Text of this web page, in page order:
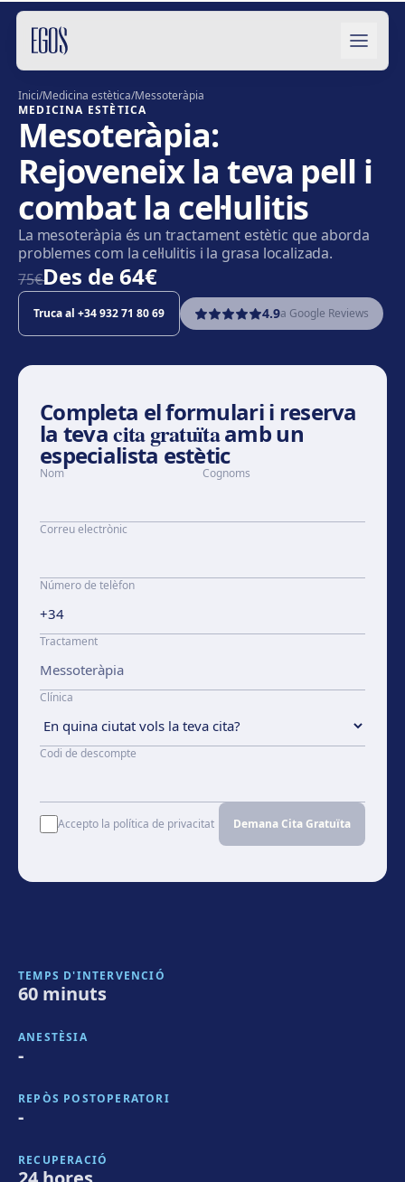
Salta al contingut
Inici/Medicina estètica/Messoteràpia
MEDICINA ESTÈTICA
Mesoteràpia:
Rejoveneix la teva pell i
combat la cel·lulitis
La mesoteràpia és un tractament estètic que aborda
problemes com la cel·lulitis i la grasa localizada.
75€̶Des de64€
Truca al +34 932 71 80 69 4.9a Google Reviews
Completa el formulari i reserva
la tevacita gratuïtaamb un
especialista estètic
Nom Cognoms
Correu electrònic
Número de telèfon
Tractament
Clínica
Codi de descompte
Accepto la política de privacitat Demana Cita Gratuïta
TEMPS D'INTERVENCIÓ
60 minuts
ANESTÈSIA
-
REPÒS POSTOPERATORI
-
RECUPERACIÓ